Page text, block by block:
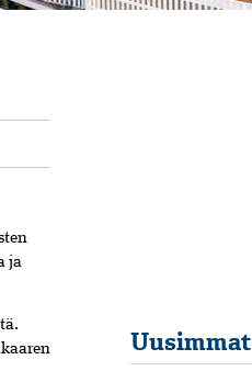
ja
Uusimmat